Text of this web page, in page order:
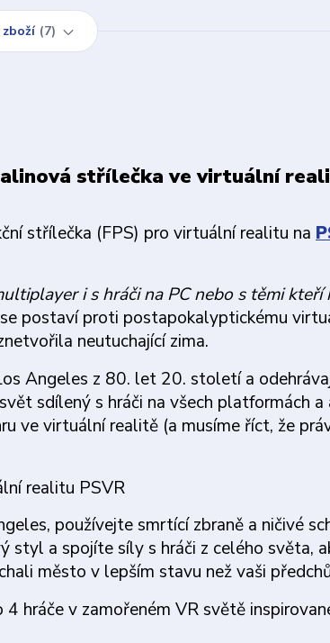
zboží 7
střílečka ve virtuální
střílečka (FPS) pro virtuální realitu na
i s hráči na PC nebo s těmi kteří
postaví proti postapokalyptickému
neutuchající zima.
Angeles z 80. let 20. století a
sdílený s hráči na všech platformách a
ve virtuální realitě (a musíme říct, že
používejte smrtící zbraně a ničivé
styl a spojíte síly s hráči z celého světa,
město v lepším stavu než vaši
hráče v zamořeném VR světě